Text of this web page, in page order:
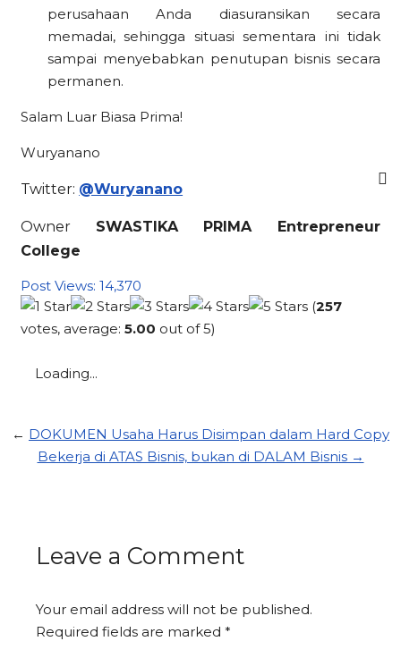
perusahaan Anda diasuransikan secara
memadai, sehingga situasi sementara ini tidak
sampai menyebabkan penutupan bisnis secara
permanen.
Salam Luar Biasa Prima!
Wuryanano
Twitter: @Wuryanano
Owner SWASTIKA PRIMA Entrepreneur
College
Post Views: 14,370
(257
votes, average:5.00 out of 5)
Loading...
← DOKUMEN Usaha Harus Disimpan dalam Hard Copy
Bekerja di ATAS Bisnis, bukan di DALAM Bisnis →
Leave a Comment
Your email address will not be published.
Required fields are marked*